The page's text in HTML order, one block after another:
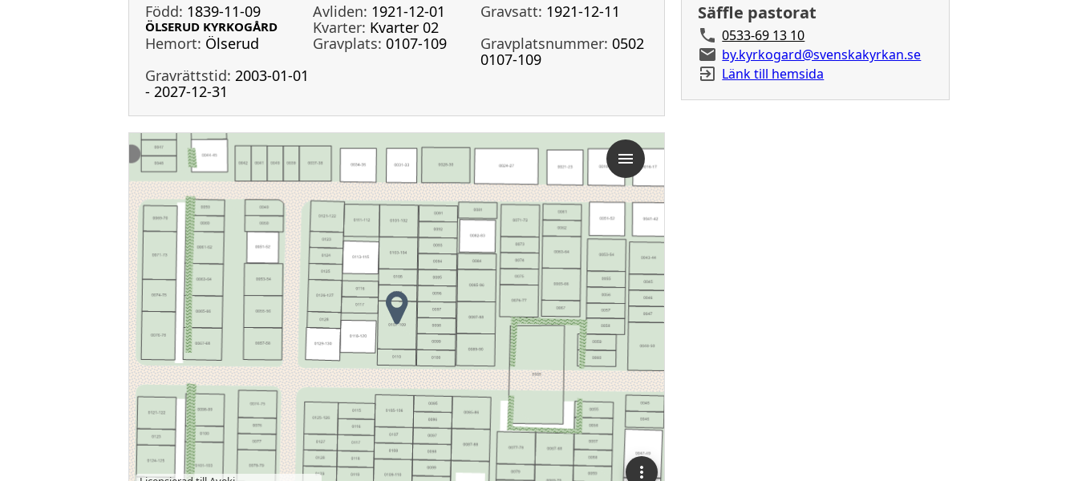
Född: 1839-11-09 Avliden: 1921-12-01 Gravsatt: 1921-12-11
ÖLSERUD KYRKOGÅRD Kvarter: Kvarter 02
Hemort: Ölserud Gravplats: 0107-109 Gravplatsnummer: 0502
0107-109
Gravrättstid: 2003-01-01
- 2027-12-31
Säffle pastorat
0533-69 13 10
by.kyrkogard@svenskakyrkan.se
Länk till hemsida